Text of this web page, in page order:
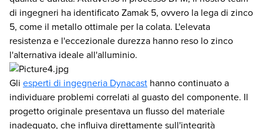
di ingegneri ha identificato Zamak 5, ovvero la lega di zinco
5, come il metallo ottimale per la colata. L'elevata
resistenza e l'eccezionale durezza hanno reso lo zinco
l'alternativa ideale all'alluminio.
Gli esperti di ingegneria Dynacast hanno continuato a
individuare problemi correlati al guasto del componente. Il
progetto originale presentava un flusso del materiale
inadeguato, che influiva direttamente sull'integrità